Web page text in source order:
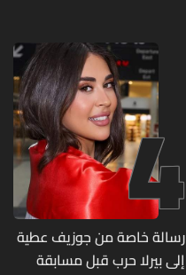
4
رسالة خاصة من جوزيف عطية
إلى بيرلا حرب قبل مسابقة